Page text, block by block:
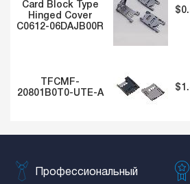
Card Block Type
Hinged Cover
C0612-06DAJB00R
TFCMF-
20801B0T0-UTE-A
Профессиональный